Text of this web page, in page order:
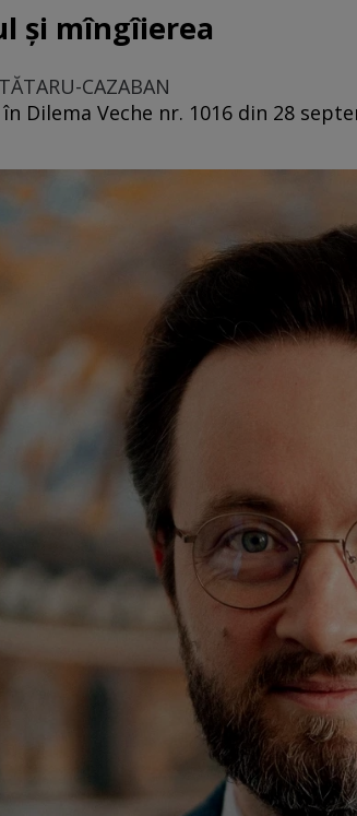
și mîngîierea
CAZABAN
Dilema Veche nr. 1016 din 28